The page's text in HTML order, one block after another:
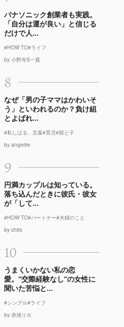
パナソニック創業者も実践。
「自分は運が良い」と信じる
だけで人...
#HOW TO#ライフ
by 小野寺S一貴
8
なぜ「男の子ママはかわいそ
う」といわれるのか？負け組
とよばれ...
#私しばる、言葉#育児#親と子
by angerire
9
円満カップルは知っている。
落ち込んだときに彼氏・彼女
が「して...
#HOW TO#パートナー#夫婦のこと
by chito
10
うまくいかない私の恋
愛。“交際経験なし”の女性に
聞いた苦悩と...
#シングル#ライフ
by 赤池リカ